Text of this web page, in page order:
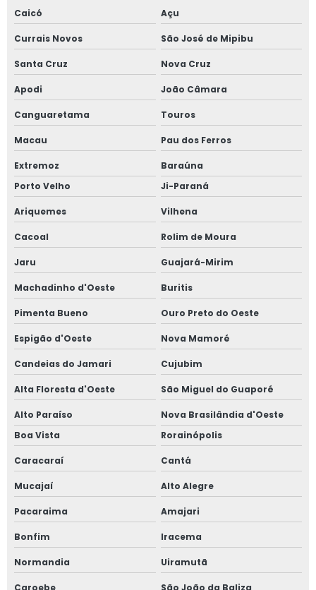
Caicó Açu
Currais Novos São José de Mipibu
Santa Cruz Nova Cruz
Apodi João Câmara
Canguaretama Touros
Macau Pau dos Ferros
Extremoz
Baraúna
Porto Velho
Ji-Paraná
Ariquemes Vilhena
Cacoal Rolim de Moura
Jaru Guajará-Mirim
Machadinho d'Oeste Buritis
Pimenta Bueno Ouro Preto do Oeste
Espigão d'Oeste Nova Mamoré
Candeias do Jamari Cujubim
Alta Floresta d'Oeste São Miguel do Guaporé
Alto Paraíso
Nova Brasilândia d'Oeste
Boa Vista
Rorainópolis
Caracaraí Cantá
Mucajaí Alto Alegre
Pacaraima Amajari
Bonfim Iracema
Normandia Uiramutã